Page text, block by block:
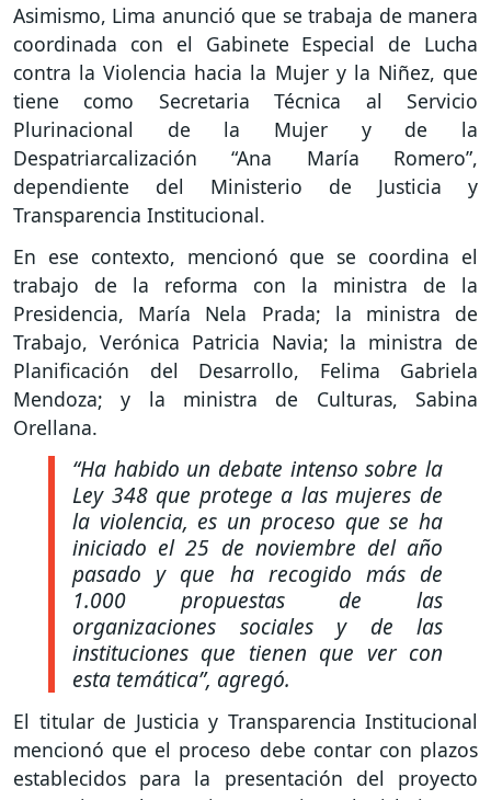
Asimismo, Lima anunció que se trabaja de manera
coordinada con el Gabinete Especial de Lucha
contra la Violencia hacia la Mujer y la Niñez, que
tiene como Secretaria Técnica al Servicio
Plurinacional de la Mujer y de la
Despatriarcalización “Ana María Romero”,
dependiente del Ministerio de Justicia y
Transparencia Institucional.
En ese contexto, mencionó que se coordina el
trabajo de la reforma con la ministra de la
Presidencia, María Nela Prada; la ministra de
Trabajo, Verónica Patricia Navia; la ministra de
Planificación del Desarrollo, Felima Gabriela
Mendoza; y la ministra de Culturas, Sabina
Orellana.
“Ha habido un debate intenso sobre la
Ley 348 que protege a las mujeres de
la violencia, es un proceso que se ha
iniciado el 25 de noviembre del año
pasado y que ha recogido más de
1.000 propuestas de las
organizaciones sociales y de las
instituciones que tienen que ver con
esta temática”, agregó.
El titular de Justicia y Transparencia Institucional
mencionó que el proceso debe contar con plazos
establecidos para la presentación del proyecto